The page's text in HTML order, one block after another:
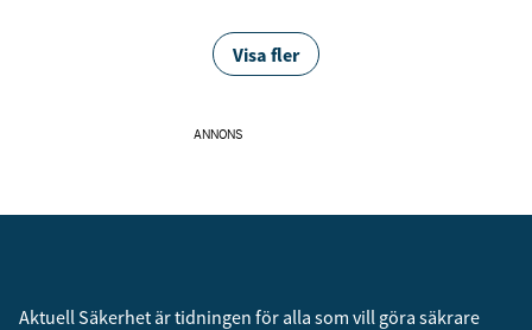
Visa fler
ANNONS
Aktuell Säkerhet är tidningen för alla som vill göra säkrare